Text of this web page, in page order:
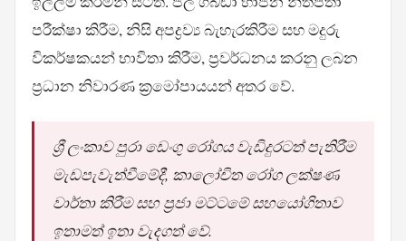
පරීක්ෂා කිරීම, නිසි අපද්‍රව්‍ය බැහැරකිරීම සහ මදුරු
විකර්ෂකයන් භාවිතා කිරීම, ප්‍රවර්ධනය කරනු ලබන
ප්‍රධාන නිවාරණ ක්‍රමෝපායයන් අතර වේ.
ශ්‍රී ලංකාව පුරා ඩෙංගු රෝගය වැඩිදුරටත් පැතිරීම
මැඩපැවැත්වීමේදී, කාලෝචිත රෝග ලක්ෂණ
වාර්තා කිරීම සහ ප්‍රජා මට්ටමේ සහයෝගිතාව
ඉතාමත් ඉතා වැදගත් වේ.